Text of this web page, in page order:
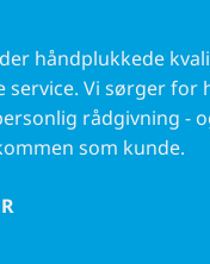
håndplukkede
service. Vi sørger for
rådgivning -
som kunde.